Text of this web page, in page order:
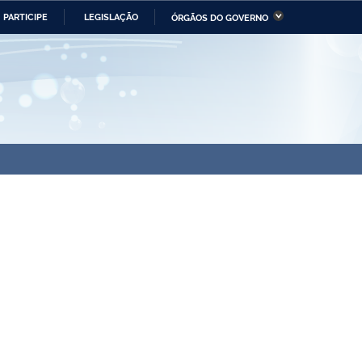
PARTICIPE LEGISLAÇÃO ÓRGÃOS DO GOVERNO
da Economia Ministério da Infraestrutura